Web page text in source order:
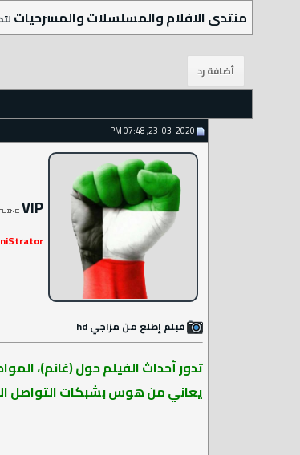
منتدى الافلام والمسلسلات والمسرحيات
VIP
فبلم إطلع من مزاجي hd
تدور أحداث الفيلم حول (غانم)،
يعاني من هوس بشبكات التواصل